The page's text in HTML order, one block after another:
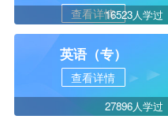
查看详情16523人学过
英语（专）
查看详情
27896人学过